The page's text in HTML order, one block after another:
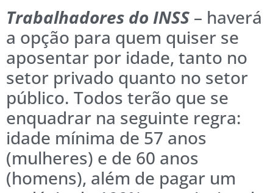
Trabalhadores do INSS – haverá
a opção para quem quiser se
aposentar por idade, tanto no
setor privado quanto no setor
público. Todos terão que se
enquadrar na seguinte regra:
idade mínima de 57 anos
(mulheres) e de 60 anos
(homens), além de pagar um